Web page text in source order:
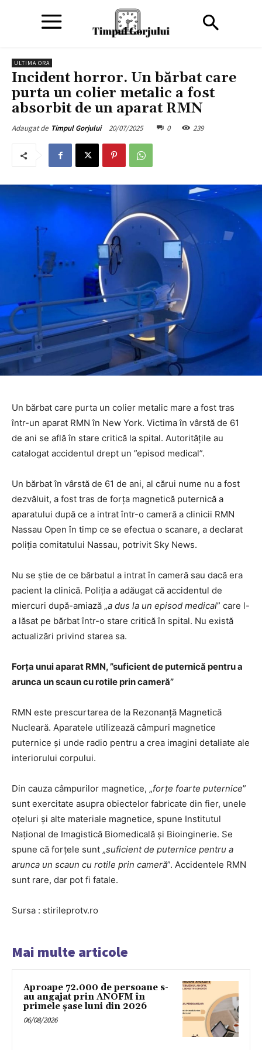
ULTIMA ORA
Incident horror. Un bărbat care
purta un colier metalic a fost
absorbit de un aparat RMN
Adaugat de Timpul Gorjului 20/07/2025 0 239
Un bărbat care purta un colier metalic mare a fost tras
într-un aparat RMN în New York. Victima în vârstă de 61
de ani se află în stare critică la spital. Autoritățile au
catalogat accidentul drept un ”episod medical”.
Un bărbat în vârstă de 61 de ani, al cărui nume nu a fost
dezvăluit, a fost tras de forța magnetică puternică a
aparatului după ce a intrat într-o cameră a clinicii RMN
Nassau Open în timp ce se efectua o scanare, a declarat
poliția comitatului Nassau, potrivit Sky News.
Nu se știe de ce bărbatul a intrat în cameră sau dacă era
pacient la clinică. Poliția a adăugat că accidentul de
miercuri după-amiază „a dus la un episod medical” care l-
a lăsat pe bărbat într-o stare critică în spital. Nu există
actualizări privind starea sa.
Forța unui aparat RMN, ”suficient de puternică pentru a
arunca un scaun cu rotile prin cameră”
RMN este prescurtarea de la Rezonanță Magnetică
Nucleară. Aparatele utilizează câmpuri magnetice
puternice și unde radio pentru a crea imagini detaliate ale
interiorului corpului.
Din cauza câmpurilor magnetice, „forțe foarte puternice”
sunt exercitate asupra obiectelor fabricate din fier, unele
oțeluri și alte materiale magnetice, spune Institutul
Național de Imagistică Biomedicală și Bioinginerie. Se
spune că forțele sunt „suficient de puternice pentru a
arunca un scaun cu rotile prin cameră”. Accidentele RMN
sunt rare, dar pot fi fatale.
Sursa : stirileprotv.ro
Mai multe articole
Aproape 72.000 de persoane s-
au angajat prin ANOFM în
primele șase luni din 2026
06/08/2026